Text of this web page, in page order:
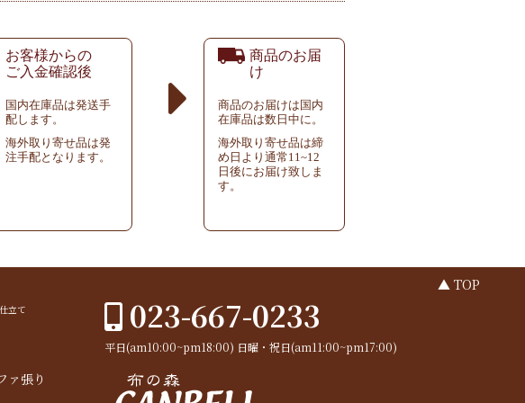
お客様からの
ご入金確認後
国内在庫品は発送手
配します。
海外取り寄せ品は発
注手配となります。
商品のお届
け
商品のお届けは国内
在庫品は数日中に。
海外取り寄せ品は締
め日より通常11~12
日後にお届け致しま
す。
▲ TOP
立て
張り
023-667-0233
平日(am10:00~pm18:00) 日曜・祝日(am11:00~pm17:00)